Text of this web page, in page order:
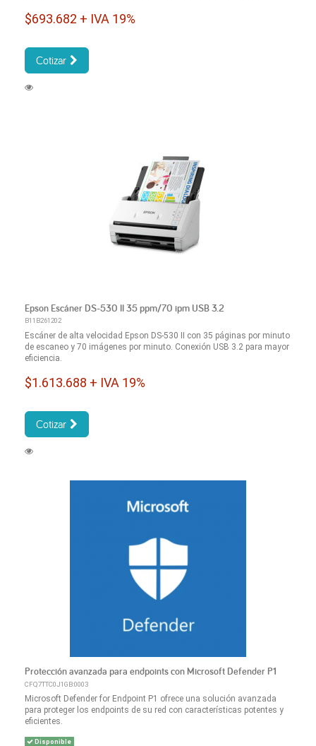
$693.682 + IVA 19%
Cotizar
Epson Escáner DS-530 II 35 ppm/70 ipm USB 3.2
B11B261202
Escáner de alta velocidad Epson DS-530 II con 35 páginas por minuto
de escaneo y 70 imágenes por minuto. Conexión USB 3.2 para mayor
eficiencia.
$1.613.688 + IVA 19%
Cotizar
Protección avanzada para endpoints con Microsoft Defender P1
CFQ7TTC0J1GB:0003
Microsoft Defender for Endpoint P1 ofrece una solución avanzada
para proteger los endpoints de su red con características potentes y
eficientes.
Disponible